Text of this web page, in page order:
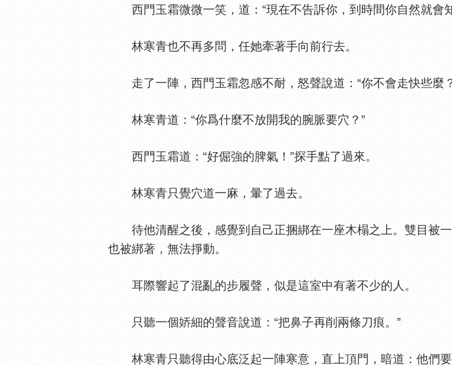
西門玉霜微微一笑，道：“現在不告訴你，到時間你自然就會
林寒青也不再多問，任她牽著手向前行去。
走了一陣，西門玉霜忽感不耐，怒聲說道：“你不會走快些麼
林寒青道：“你爲什麼不放開我的腕脈要穴？”
西門玉霜道：“好倔強的脾氣！”探手點了過來。
林寒青只覺穴道一麻，暈了過去。
待他清醒之後，感覺到自己正捆綁在一座木榻之上。雙目被
也被綁著，無法掙動。
耳際響起了混亂的步履聲，似是這室中有著不少的人。
只聽一個 細的聲音說道：“把鼻子再削兩條刀痕。”
林寒青只聽得由心底泛起一陣寒意，直上頂門，暗道：他們要